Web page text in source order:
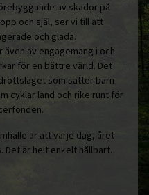
av skador på
och själ, ser vi till att
och glada.
av engagemang i och
för en bättre värld. Det
som sätter barn
cyklar land och rike runt för
är att varje dag, året
Det är helt enkelt hållbart.